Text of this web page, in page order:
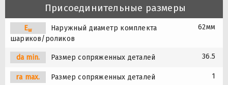
Присоединительные размеры
Ew
Наружный диаметр комплекта
шариков/роликов
62мм
da min. Размер сопряженных деталей 36.5
ra max. Размер сопряженных деталей 1